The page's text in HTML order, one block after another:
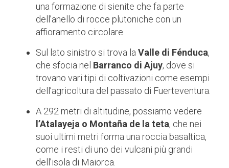
una formazione di sienite che fa parte
dell’anello di rocce plutoniche con un
affioramento circolare.
Sul lato sinistro si trova la Valle di Fénduca,
che sfocia nel Barranco di Ajuy, dove si
trovano vari tipi di coltivazioni come esempi
dell’agricoltura del passato di Fuerteventura.
A 292 metri di altitudine, possiamo vedere
l’Atalayeja o Montaña de la teta, che nei
suoi ultimi metri forma una roccia basaltica,
come i resti di uno dei vulcani più grandi
dell’isola di Maiorca.